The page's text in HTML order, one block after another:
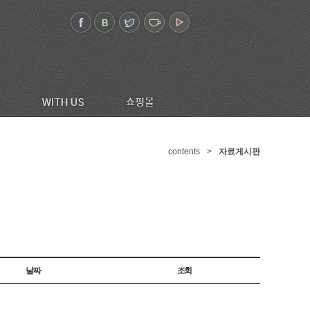
contents > 자료게시판
날짜 조회